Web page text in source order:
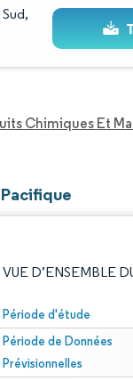
Chimiques Et
VUE D’ENSEMBLE
Période d'étude
Période de Données
Prévisionnelles